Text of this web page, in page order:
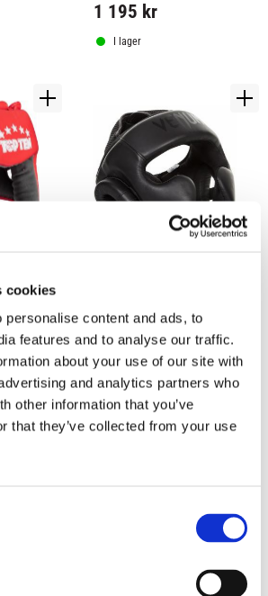
cookies
personalise content and ads, to
features and to analyse our traffic.
about your use of our site with
and analytics partners who
other information that you’ve
that they’ve collected from your use
äkta skinn
1 195 kr
I lager
i
SVART/SVART
Venum.
749kr
I lager